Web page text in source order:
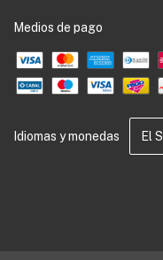
Medios de pago
Idiomas y monedas